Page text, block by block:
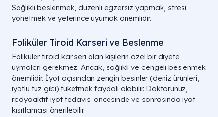
Sağlıklı beslenmek, düzenli egzersiz yapmak, stresi
yönetmek ve yeterince uyumak önemlidir.
Foliküler Tiroid Kanseri ve Beslenme
Foliküler tiroid kanseri olan kişilerin özel bir diyete
uymaları gerekmez. Ancak, sağlıklı ve dengeli beslenmek
önemlidir. İyot açısından zengin besinler (deniz ürünleri,
iyotlu tuz gibi) tüketmek faydalı olabilir. Doktorunuz,
radyoaktif iyot tedavisi öncesinde ve sonrasında iyot
kısıtlaması önerilebilir.